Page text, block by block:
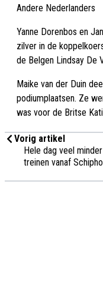
Andere Nederlanders
Yanne Dorenbos en
zilver in de
de Belgen Lindsay De
Maike van der Duin
podiumplaatsen. Ze
was voor de Britse
Vorig artikel
Hele dag veel minder
treinen vanaf